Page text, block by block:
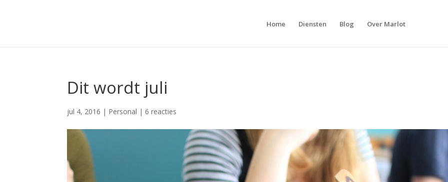
Home Diensten Blog Over Marlot
Dit wordt juli
jul 4, 2016 | Personal |6 reacties